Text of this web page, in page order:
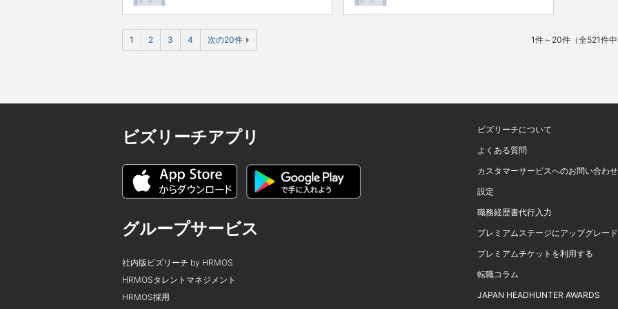
1件～20件（全521件
1 2 3 4 次の20件
ビズリーチアプリ
グループサービス
社内版ビズリーチ by HRMOS
HRMOSタレントマネジメント
HRMOS採用
ビズリーチについて
よくある質問
カスタマーサービスへのお問い合わせ
設定
職務経歴書代行入力
プレミアムステージにアップグレード
プレミアムチケットを利用する
転職コラム
JAPAN HEADHUNTER AWARDS